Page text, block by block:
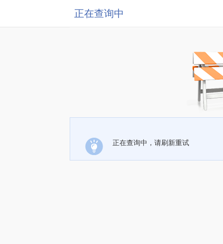
正在查询中
正在查询中，请刷新重试